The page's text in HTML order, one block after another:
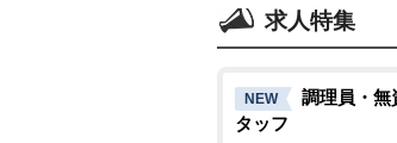
求人特集
NEW
調理員・無
タッフ